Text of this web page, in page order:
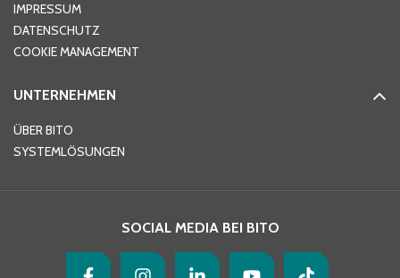
Telefon
IMPRESSUM
DATENSCHUTZ
COOKIE MANAGEMENT
UNTERNEHMEN
ÜBER BITO
SYSTEMLÖSUNGEN
SOCIAL MEDIA BEI BITO